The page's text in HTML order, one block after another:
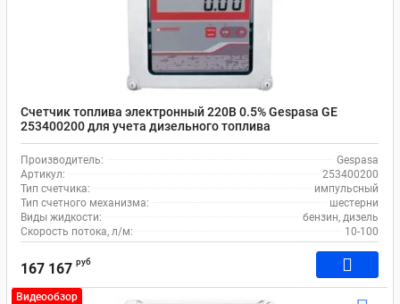
Счетчик топлива электронный 220В 0.5% Gespasa GE
253400200 для учета дизельного топлива
Производитель:
Gespasa
Артикул:
253400200
Тип счетчика:
импульсный
Тип счетного механизма:
шестерни
Виды жидкости:
бензин, дизель
Скорость потока, л/м:
10-100
167 167 руб
Видеообзор